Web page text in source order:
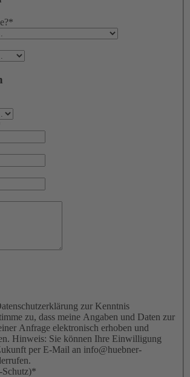
*
zur Kenntnis
zu, dass meine Angaben und Daten zur
Anfrage elektronisch erhoben und
Hinweis: Sie können Ihre Einwilligung
per E-Mail an info@huebner-
*